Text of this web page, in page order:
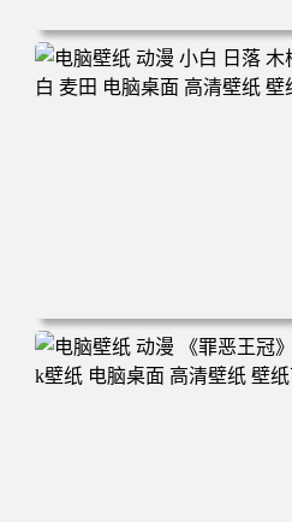
电脑壁纸 可爱动物 喵 喵星人 猫
纸 壁纸下载 壁纸大全
电脑壁纸 动漫 小白 日落 木栈道
电脑桌面 高清壁纸 壁纸下载 壁